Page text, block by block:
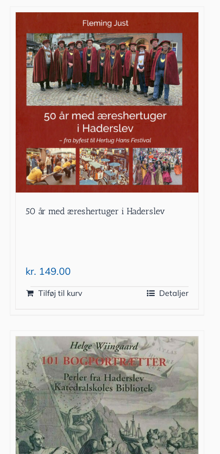
50 år med æreshertuger i Haderslev
kr. 149.00
Tilføj til kurv Detaljer